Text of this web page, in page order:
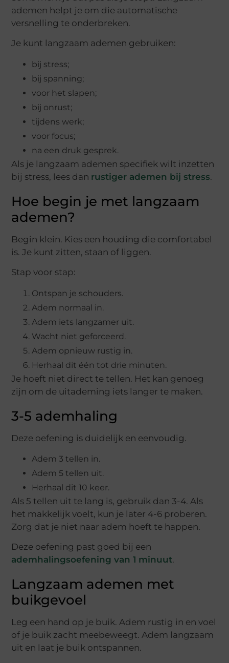
ademen helpt je om die automatische
versnelling te onderbreken.
Je kunt langzaam ademen gebruiken:
bij stress;
bij spanning;
voor het slapen;
bij onrust;
tijdens werk;
voor focus;
na een druk gesprek.
Als je langzaam ademen specifiek wilt inzetten
bij stress, lees dan rustiger ademen bij stress.
Hoe begin je met langzaam
ademen?
Begin klein. Kies een houding die comfortabel
is. Je kunt zitten, staan of liggen.
Stap voor stap:
Ontspan je schouders.
Adem normaal in.
Adem iets langzamer uit.
Wacht niet geforceerd.
Adem opnieuw rustig in.
Herhaal dit één tot drie minuten.
Je hoeft niet direct te tellen. Het kan genoeg
zijn om de uitademing iets langer te maken.
3-5 ademhaling
Deze oefening is duidelijk en eenvoudig.
Adem 3 tellen in.
Adem 5 tellen uit.
Herhaal dit 10 keer.
Als 5 tellen uit te lang is, gebruik dan 3-4. Als
het makkelijk voelt, kun je later 4-6 proberen.
Zorg dat je niet naar adem hoeft te happen.
Deze oefening past goed bij een
ademhalingsoefening van 1 minuut.
Langzaam ademen met
buikgevoel
Leg een hand op je buik. Adem rustig in en voel
of je buik zacht meebeweegt. Adem langzaam
uit en laat je buik ontspannen.